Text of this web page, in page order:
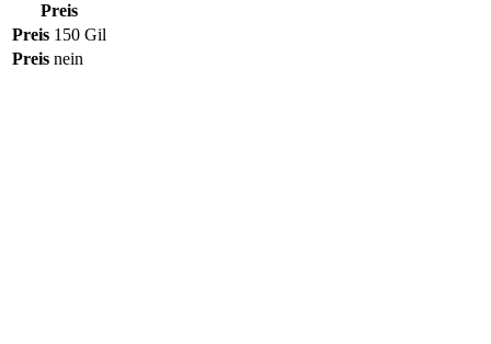
Preis
Preis 150 Gil
Preis nein